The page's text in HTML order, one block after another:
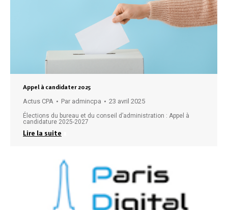
Appel à candidater 2025
Actus CPA Par admincpa 23 avril 2025
Élections du bureau et du conseil d’administration : Appel à
candidature 2025-2027
Lire la suite